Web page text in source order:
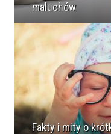
maluchów
Fakty i mity o